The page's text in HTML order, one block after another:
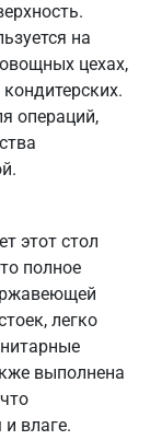
на
цехах,
операций,
этот стол
полное
легко
выполнена
и влаге.